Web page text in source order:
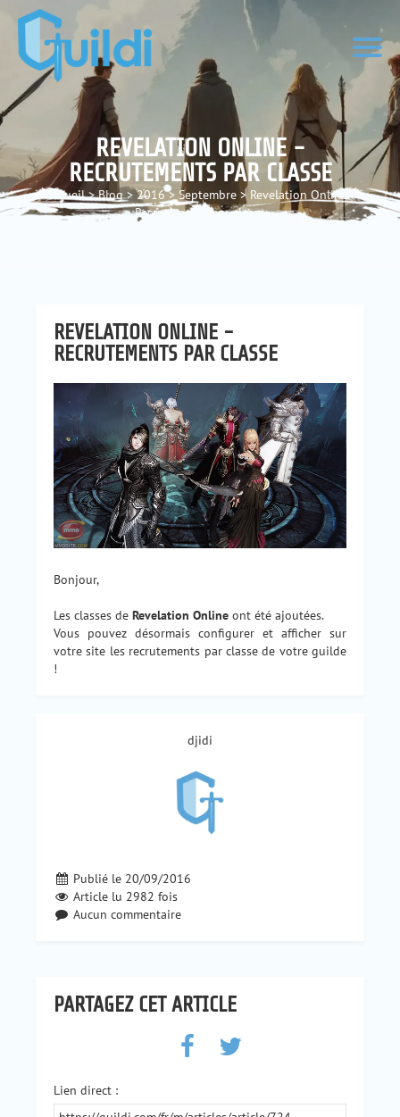
REVELATION ONLINE -
RECRUTEMENTS PAR CLASSE
Accueil > Blog > 2016 > Septembre > Revelation Online -
Recrutements par classe
REVELATION ONLINE -
RECRUTEMENTS PAR CLASSE
Bonjour,
Les classes de Revelation Online ont été ajoutées.
Vous pouvez désormais configurer et afficher sur
votre site les recrutements par classe de votre guilde
!
djidi
Publié le 20/09/2016
Article lu 2982 fois
Aucun commentaire
PARTAGEZ CET ARTICLE
Lien direct :